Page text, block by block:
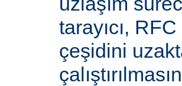
tarayıcı,
çeşidini